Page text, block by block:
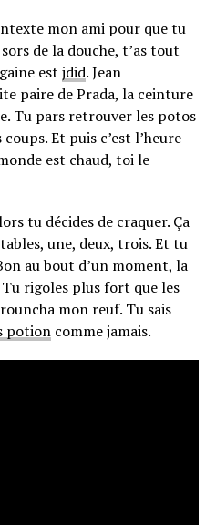
mon ami pour que tu
de la douche, t’as tout
est jdid. Jean
paire de Prada, la ceinture
Tu pars retrouver les potos
Et puis c’est l’heure
est chaud, toi le
tu décides de craquer. Ça
une, deux, trois. Et tu
au bout d’un moment, la
Tu rigoles plus fort que les
mon reuf. Tu sais
potioncomme jamais.